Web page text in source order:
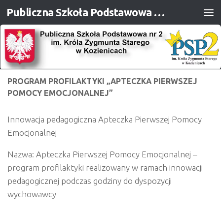
Przejdź do treści Publiczna Szkoła Podstawowa nr 2 im. Króla Zygmunta Starego w Kozienicach
PROGRAM PROFILAKTYKI „APTECZKA PIERWSZEJ
POMOCY EMOCJONALNEJ”
Innowacja pedagogiczna Apteczka Pierwszej Pomocy
Emocjonalnej
Nazwa: Apteczka Pierwszej Pomocy Emocjonalnej –
program profilaktyki realizowany w ramach innowacji
pedagogicznej podczas godziny do dyspozycji
wychowawcy